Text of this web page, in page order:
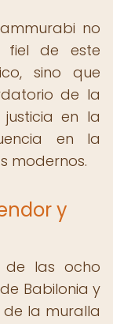
no
fiel de este
sino que
de la
en la
en la
modernos.
y
las ocho
Babilonia y
la muralla